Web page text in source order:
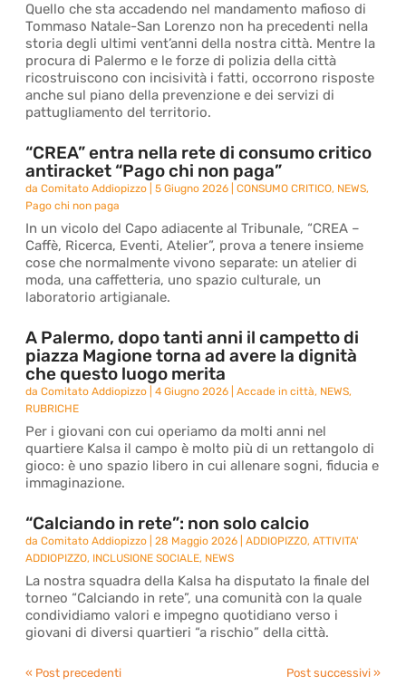
Quello che sta accadendo nel mandamento mafioso di
Tommaso Natale-San Lorenzo non ha precedenti nella
storia degli ultimi vent’anni della nostra città. Mentre la
procura di Palermo e le forze di polizia della città
ricostruiscono con incisività i fatti, occorrono risposte
anche sul piano della prevenzione e dei servizi di
pattugliamento del territorio.
“CREA” entra nella rete di consumo critico
antiracket “Pago chi non paga”
daComitato Addiopizzo |5 Giugno 2026 |CONSUMO CRITICO, NEWS,
Pago chi non paga
In un vicolo del Capo adiacente al Tribunale, “CREA –
Caffè, Ricerca, Eventi, Atelier”, prova a tenere insieme
cose che normalmente vivono separate: un atelier di
moda, una caffetteria, uno spazio culturale, un
laboratorio artigianale.
A Palermo, dopo tanti anni il campetto di
piazza Magione torna ad avere la dignità
che questo luogo merita
daComitato Addiopizzo |4 Giugno 2026 |Accade in città, NEWS,
RUBRICHE
Per i giovani con cui operiamo da molti anni nel
quartiere Kalsa il campo è molto più di un rettangolo di
gioco: è uno spazio libero in cui allenare sogni, fiducia e
immaginazione.
“Calciando in rete”: non solo calcio
daComitato Addiopizzo |28 Maggio 2026 |ADDIOPIZZO,ATTIVITA'
ADDIOPIZZO, INCLUSIONE SOCIALE, NEWS
La nostra squadra della Kalsa ha disputato la finale del
torneo “Calciando in rete”, una comunità con la quale
condividiamo valori e impegno quotidiano verso i
giovani di diversi quartieri “a rischio” della città.
« Post precedenti Post successivi »